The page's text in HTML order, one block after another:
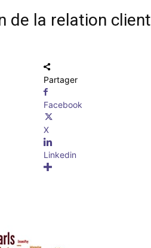
de la relation client
Partager
Facebook
X
Linkedin